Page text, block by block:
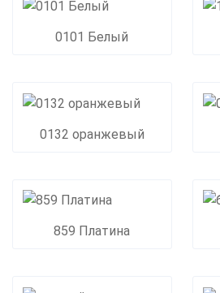
0101 Белый
0132 оранжевый
859 Платина